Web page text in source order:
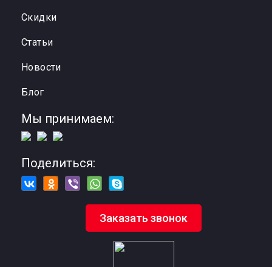
Cкидки
Статьи
Новости
Блог
Заказать звонок
Мы принимаем:
Поделиться: